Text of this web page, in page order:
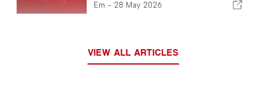
Igreja da Penina
Em - 28 May 2026
VIEW ALL ARTICLES